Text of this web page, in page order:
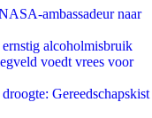
ambassadeur naar
alcoholmisbruik
voedt vrees voor
Gereedschapskist